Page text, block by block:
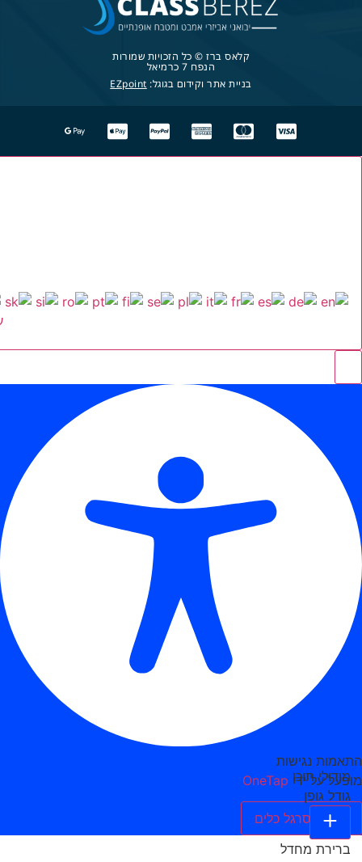
קלאס ברז © כל הזכויות שמורות
הנפח 7 כרמיאל
בניית אתר וקידום בגוגל: EZpoint
התאמות נגישות
מופעל על ידי OneTap
הסתר סרגל כלים
מודולי תוכן
גודל גופן
ברירת מחדל